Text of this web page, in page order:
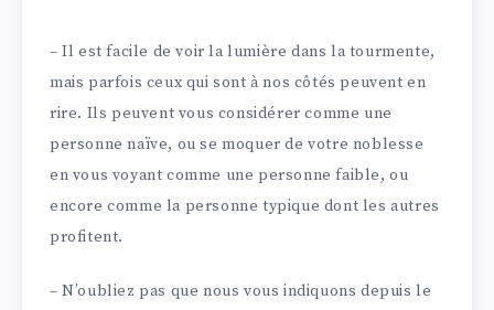
– Il est facile de voir la lumière dans la tourmente,
mais parfois ceux qui sont à nos côtés peuvent en
rire. Ils peuvent vous considérer comme une
personne naïve, ou se moquer de votre noblesse
en vous voyant comme une personne faible, ou
encore comme la personne typique dont les autres
profitent.
– N’oubliez pas que nous vous indiquons depuis le